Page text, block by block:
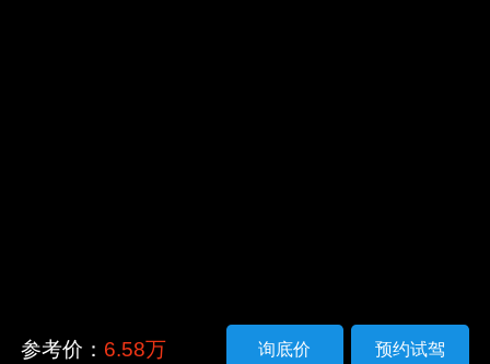
参考价： 6.58万 预约试驾
询底价